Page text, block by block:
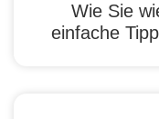
Wie Sie
einfache